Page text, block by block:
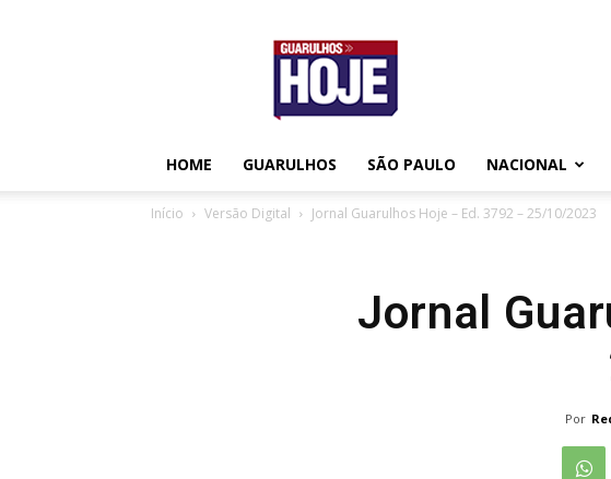
Guarulhos
Hoje
HOME GUARULHOS SÃO PAULO NACIONAL
Início Versão Digital Jornal Guarulhos Hoje – Ed. 3792 – 25/10/2023
Jornal
Por